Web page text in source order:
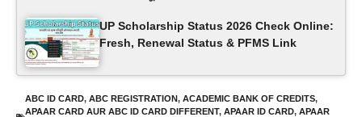
UP Scholarship Status 2026 Check Online:
Fresh, Renewal Status & PFMS Link
ABC ID CARD, ABC REGISTRATION, ACADEMIC BANK OF CREDITS,
APAAR CARD AUR ABC ID CARD DIFFERENT, APAAR ID CARD, APAAR